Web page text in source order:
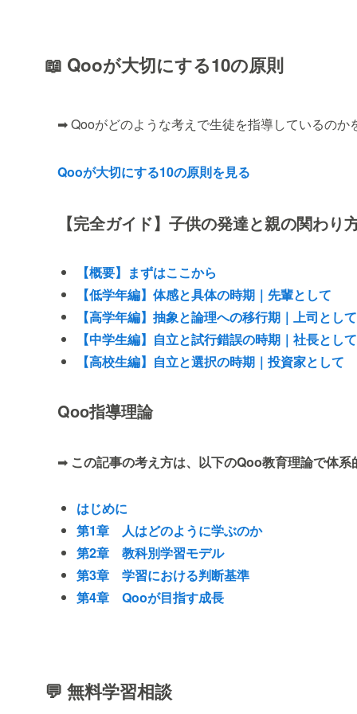
📖 Qooが大切にする10の原則
➡ Qooがどのような考えで生徒を指導しているのか
Qooが大切にする10の原則を見る
【完全ガイド】子供の発達と親の関わり
【概要】まずはここから
【低学年編】体感と具体の時期｜先輩として
【高学年編】抽象と論理への移行期｜上司として
【中学生編】自立と試行錯誤の時期｜社長として
【高校生編】自立と選択の時期｜投資家として
Qoo指導理論
➡ この記事の考え方は、以下のQoo教育理論で体系
はじめに
第1章 人はどのように学ぶのか
第2章 教科別学習モデル
第3章 学習における判断基準
第4章 Qooが目指す成長
💬 無料学習相談